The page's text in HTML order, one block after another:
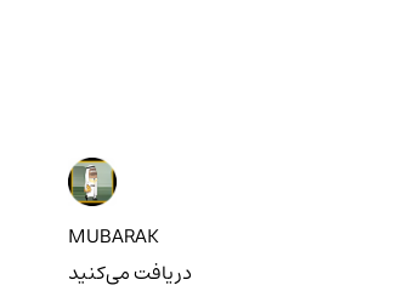
MUBARAK
دریافت می‌کنید